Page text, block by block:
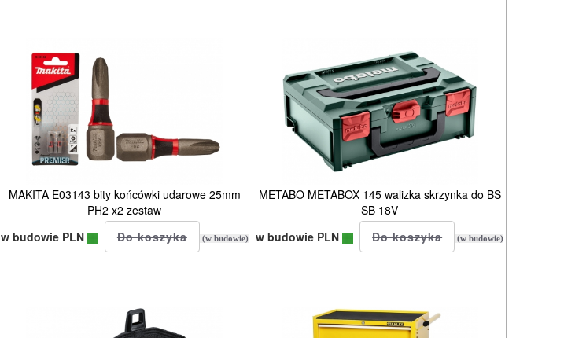
MAKITA E03143 bity końcówki udarowe 25mm
PH2 x2 zestaw
w budowie PLN
(w budowie)
METABO METABOX 145 walizka skrzynka do BS
SB 18V
w budowie PLN
(w budowie)